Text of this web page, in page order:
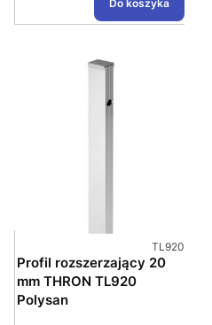
Do koszyka
Kod produktu
TL920
Profil rozszerzający 20
mm THRON TL920
Polysan